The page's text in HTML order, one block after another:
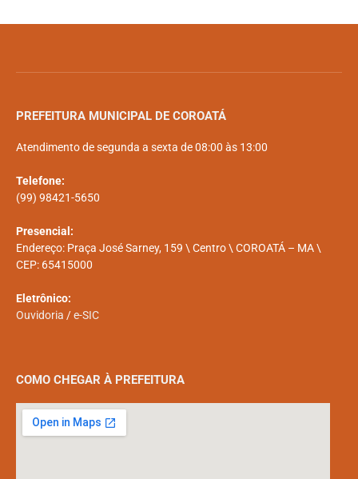
PREFEITURA MUNICIPAL DE COROATÁ
Atendimento de segunda a sexta de 08:00 às 13:00
Telefone:
(99) 98421-5650
Presencial:
Endereço: Praça José Sarney, 159 \ Centro \ COROATÁ – MA \
CEP: 65415000
Eletrônico:
Ouvidoria /e-SIC
COMO CHEGAR À PREFEITURA